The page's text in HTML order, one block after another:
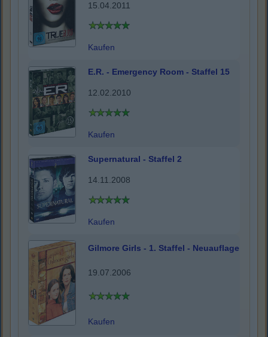
15.04.2011
Kaufen
E.R. - Emergency Room - Staffel 15
12.02.2010
Kaufen
Supernatural - Staffel 2
14.11.2008
Kaufen
Gilmore Girls - 1. Staffel - Neuauflage
19.07.2006
Kaufen